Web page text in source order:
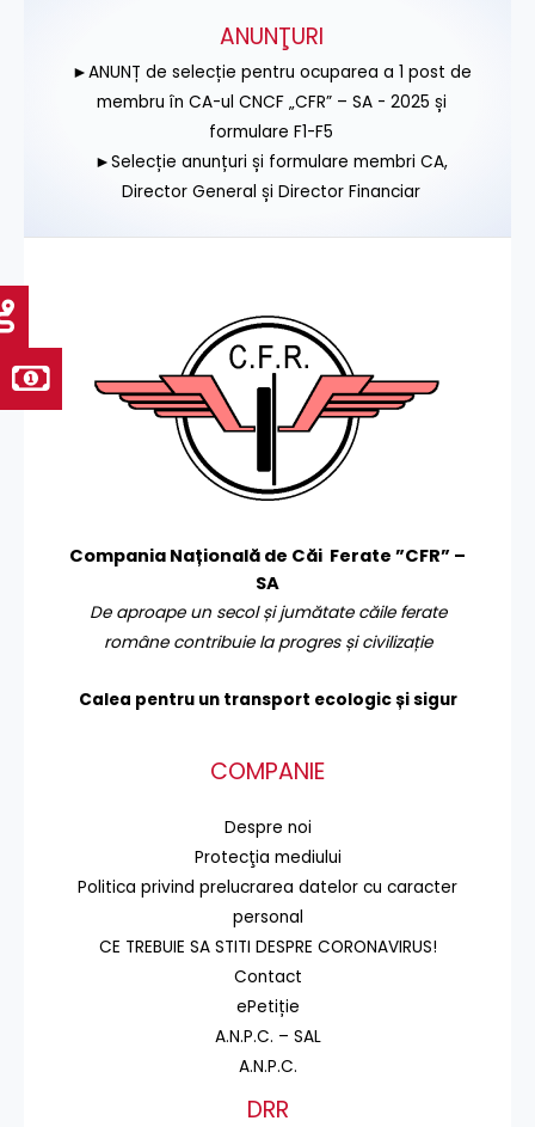
ANUNŢURI
►ANUNȚ de selecție pentru ocuparea a 1 post de
membru în CA-ul CNCF „CFR” – SA - 2025 și
formulare F1-F5
►Selecție anunțuri și formulare membri CA,
Director General și Director Financiar
Compania Națională de Căi Ferate ”CFR” –
SA
De aproape un secol și jumătate căile ferate
române contribuie la progres și civilizație
Calea pentru un transport ecologic și sigur
COMPANIE
Despre noi
Protecţia mediului
Politica privind prelucrarea datelor cu caracter
personal
CE TREBUIE SA STITI DESPRE CORONAVIRUS!
Contact
ePetiție
A.N.P.C. – SAL
A.N.P.C.
DRR